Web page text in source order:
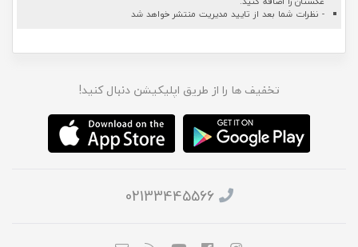
- نظرات شما بعد از تایید مدیریت منتشر خواهد شد
تخفیف ها را از طریق اپلیکیشن دنبال کنید!
02133445566